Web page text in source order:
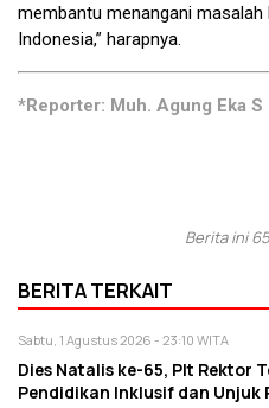
membantu menangani masalah
Indonesia,” harapnya.
*Reporter: Muh. Agung Eka S
Berita ini
BERITA TERKAIT
Sabtu, 1 Agustus 2026 - 23:10 WITA
Dies Natalis ke-65, Plt Rektor
Pendidikan Inklusif dan Unjuk